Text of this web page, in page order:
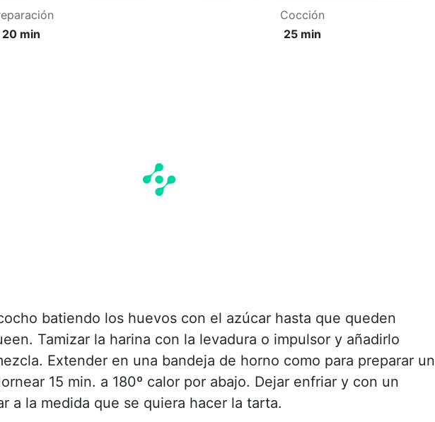
20 min
Cocción
25 min
batiendo los huevos con el azúcar hasta que queden
Tamizar la harina con la levadura o impulsor y añadirlo
Extender en una bandeja de horno como para preparar un
15 min. a 180º calor por abajo. Dejar enfriar y con un
a la medida que se quiera hacer la tarta.